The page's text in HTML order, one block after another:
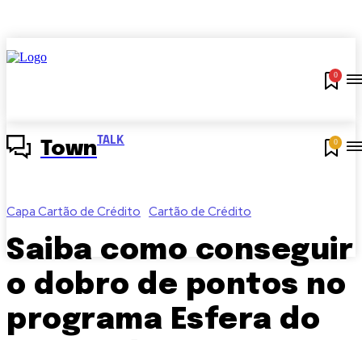
0
Town TALK 0
Capa Cartão de Crédito Cartão de Crédito
Saiba como conseguir
o dobro de pontos no
programa Esfera do